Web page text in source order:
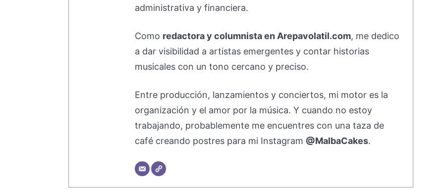
administrativa y financiera.
Como redactora y columnista en Arepavolatil.com, me dedico
a dar visibilidad a artistas emergentes y contar historias
musicales con un tono cercano y preciso.
Entre producción, lanzamientos y conciertos, mi motor es la
organización y el amor por la música. Y cuando no estoy
trabajando, probablemente me encuentres con una taza de
café creando postres para mi Instagram @MalbaCakes.